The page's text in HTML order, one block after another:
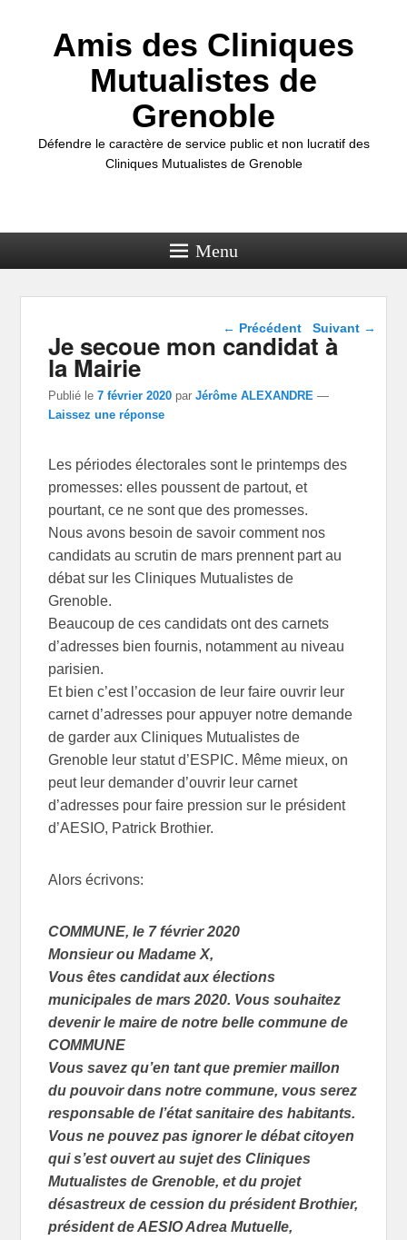
Amis des Cliniques
Mutualistes de
Grenoble
Défendre le caractère de service public et non lucratif des
Cliniques Mutualistes de Grenoble
Menu
Navigation dans les
articles
← Précédent Suivant →
Je secoue mon candidat à
la Mairie
Publié le7 février 2020 parJérôme ALEXANDRE —
Laissez une réponse
Les périodes électorales sont le printemps des
promesses: elles poussent de partout, et
pourtant, ce ne sont que des promesses.
Nous avons besoin de savoir comment nos
candidats au scrutin de mars prennent part au
débat sur les Cliniques Mutualistes de
Grenoble.
Beaucoup de ces candidats ont des carnets
d’adresses bien fournis, notamment au niveau
parisien.
Et bien c’est l’occasion de leur faire ouvrir leur
carnet d’adresses pour appuyer notre demande
de garder aux Cliniques Mutualistes de
Grenoble leur statut d’ESPIC. Même mieux, on
peut leur demander d’ouvrir leur carnet
d’adresses pour faire pression sur le président
d’AESIO, Patrick Brothier.
Alors écrivons:
COMMUNE, le 7 février 2020
Monsieur ou Madame X,
Vous êtes candidat aux élections
municipales de mars 2020. Vous souhaitez
devenir le maire de notre belle commune de
COMMUNE
Vous savez qu’en tant que premier maillon
du pouvoir dans notre commune, vous serez
responsable de l’état sanitaire des habitants.
Vous ne pouvez pas ignorer le débat citoyen
qui s’est ouvert au sujet des Cliniques
Mutualistes de Grenoble, et du projet
désastreux de cession du président Brothier,
président de AESIO Adrea Mutuelle,